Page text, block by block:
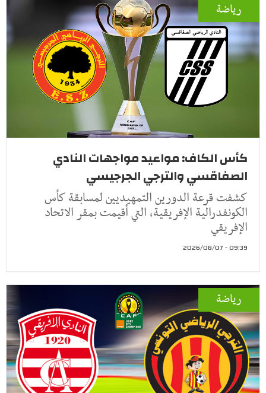
رياضة
كأس الكاف: مواعيد مواجهات النادي
الصفاقسي والترجي الجرجيسي
كشفت قرعة الدورين التمهيديين لمسابقة كأس
الكونفدرالية الإفريقية، التي أقيمت بمقر الاتحاد
الإفريقي
09:39 - 2026/08/07
رياضة